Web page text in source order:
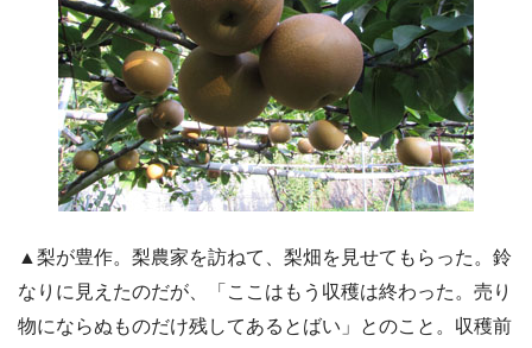
▲梨が豊作。梨農家を訪ねて、梨畑を見せてもらった。鈴
なりに見えたのだが、「ここはもう収穫は終わった。売り
物にならぬものだけ残してあるとばい」とのこと。収穫前